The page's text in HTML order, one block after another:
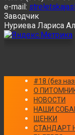
e-mail:
Заводчик
Нуриева Лариса
#18 (без
О
НОВОСТИ
НАШИ
ЩЕНКИ
СТАНДАРТ